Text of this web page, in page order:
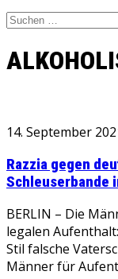
Suchen
nach:
14. September
Razzia gegen
Schleuserbande
BERLIN – Die
legalen
Stil falsche
Männer für